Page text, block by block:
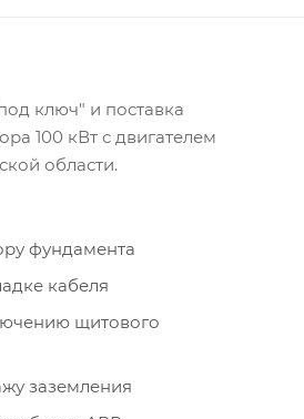
ключ" и поставка
100 кВт с двигателем
области.
фундамента
кабеля
щитового
заземления